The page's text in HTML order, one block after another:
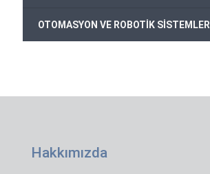
OTOMASYON VE ROBOTİK SİSTEMLER
Hakkımızda